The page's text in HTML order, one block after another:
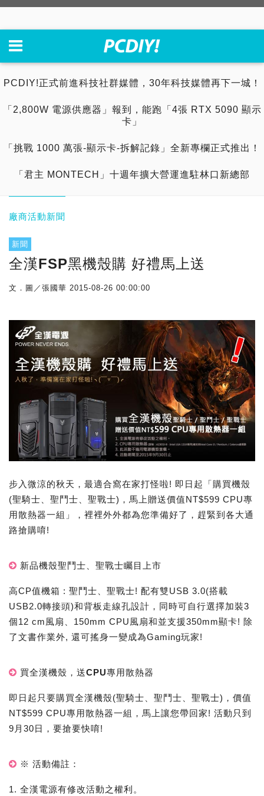
PCDIY!正式前進科技社群媒體，30年科技媒體再下一城！
「2,800W 電源供應器」報到，能跑「4張 RTX 5090 顯示
卡」
「挑戰 1000 萬張-顯示卡-拆解記錄」全新專欄正式推出！
「君主 MONTECH」十週年擴大營運進駐林口新總部
廠商活動新聞
新聞
全漢FSP黑機殼購 好禮馬上送
文．圖／張國華 2015-08-26 00:00:00
步入微涼的秋天，最適合窩在家打怪啦! 即日起「購買機殼
(聖騎士、聖鬥士、聖戰士)，馬上贈送價值NT$599 CPU專
用散熱器一組」，裡裡外外都為您準備好了，趕緊到各大通
路搶購唷!
新品機殼聖鬥士、聖戰士矚目上市
高CP值機箱 : 聖鬥士、聖戰士! 配有雙USB 3.0(搭載
USB2.0轉接頭)和背板走線孔設計，同時可自行選擇加裝3
個12 cm風扇、150mm CPU風扇和並支援350mm顯卡! 除
了文書作業外, 還可搖身一變成為Gaming玩家!
買全漢機殼，送CPU專用散熱器
即日起只要購買全漢機殼(聖騎士、聖鬥士、聖戰士)，價值
NT$599 CPU專用散熱器一組，馬上讓您帶回家! 活動只到
9月30日，要搶要快唷!
※ 活動備註：
1. 全漢電源有修改活動之權利。